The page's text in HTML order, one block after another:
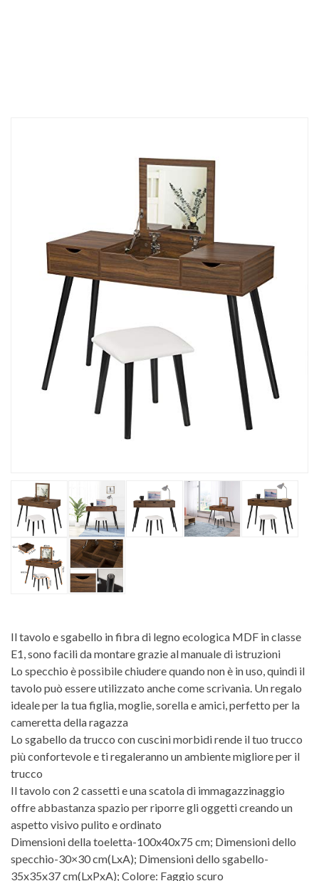
Il tavolo e sgabello in fibra di legno ecologica MDF in classe
E1, sono facili da montare grazie al manuale di istruzioni
Lo specchio è possibile chiudere quando non è in uso, quindi il
tavolo può essere utilizzato anche come scrivania. Un regalo
ideale per la tua figlia, moglie, sorella e amici, perfetto per la
cameretta della ragazza
Lo sgabello da trucco con cuscini morbidi rende il tuo trucco
più confortevole e ti regaleranno un ambiente migliore per il
trucco
Il tavolo con 2 cassetti e una scatola di immagazzinaggio
offre abbastanza spazio per riporre gli oggetti creando un
aspetto visivo pulito e ordinato
Dimensioni della toeletta-100x40x75 cm; Dimensioni dello
specchio-30×30 cm(LxA); Dimensioni dello sgabello-
35x35x37 cm(LxPxA); Colore: Faggio scuro